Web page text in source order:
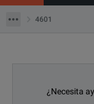
4601
¿Necesita